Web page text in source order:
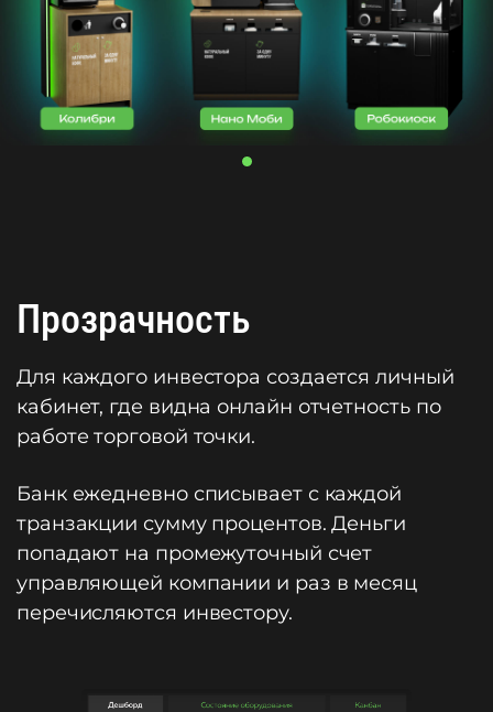
Прозрачность
Для каждого инвестора создается личный
кабинет, где видна онлайн отчетность по
работе торговой точки.
Банк ежедневно списывает с каждой
транзакции сумму процентов. Деньги
попадают на промежуточный счет
управляющей компании и раз в месяц
перечисляются инвестору.